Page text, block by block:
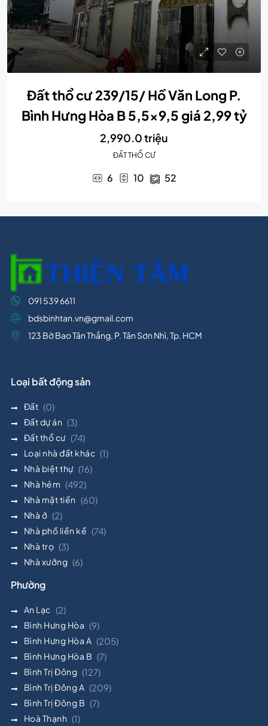
Đất thổ cư 239/15/ Hồ Văn Long P.
Bình Hưng Hòa B 5,5×9,5 giá 2,99 tỷ
2,990.0 triệu
ĐẤT THỔ CƯ
6 10 52
091 539 6611
bdsbinhtan.vn@gmail.com
123 Bờ Bao Tân Thắng, P. Tân Sơn Nhì, Tp. HCM
Loại bất động sản
Đất (0)
Đất dự án (3)
Đất thổ cư (74)
Loại nhà đất khác (1)
Nhà biệt thự (16)
Nhà hẻm (492)
Nhà mặt tiền (60)
Nhà ở (2)
Nhà phố liền kề (74)
Nhà trọ (3)
Nhà xưởng (6)
Phường
An Lạc (2)
Bình Hưng Hòa (9)
Bình Hưng Hòa A (205)
Bình Hưng Hòa B (7)
Bình Trị Đông (127)
Bình Trị Đông A (209)
Bình Trị Đông B (7)
Hoà Thạnh (1)